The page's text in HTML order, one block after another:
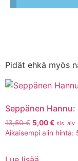
Pidät ehkä myös
Seppänen Hannu:
13,50€ 5,00€ sis. alv
Aikaisempi alin hinta: